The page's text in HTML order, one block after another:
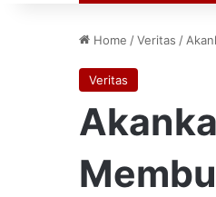
Home /Veritas /
Veritas